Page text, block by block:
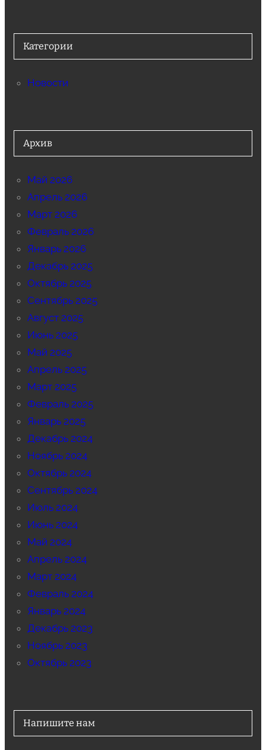
Категории
Новости
Архив
Май 2026
Апрель 2026
Март 2026
Февраль 2026
Январь 2026
Декабрь 2025
Октябрь 2025
Сентябрь 2025
Август 2025
Июнь 2025
Май 2025
Апрель 2025
Март 2025
Февраль 2025
Январь 2025
Декабрь 2024
Ноябрь 2024
Октябрь 2024
Сентябрь 2024
Июль 2024
Июнь 2024
Май 2024
Апрель 2024
Март 2024
Февраль 2024
Январь 2024
Декабрь 2023
Ноябрь 2023
Октябрь 2023
Напишите нам